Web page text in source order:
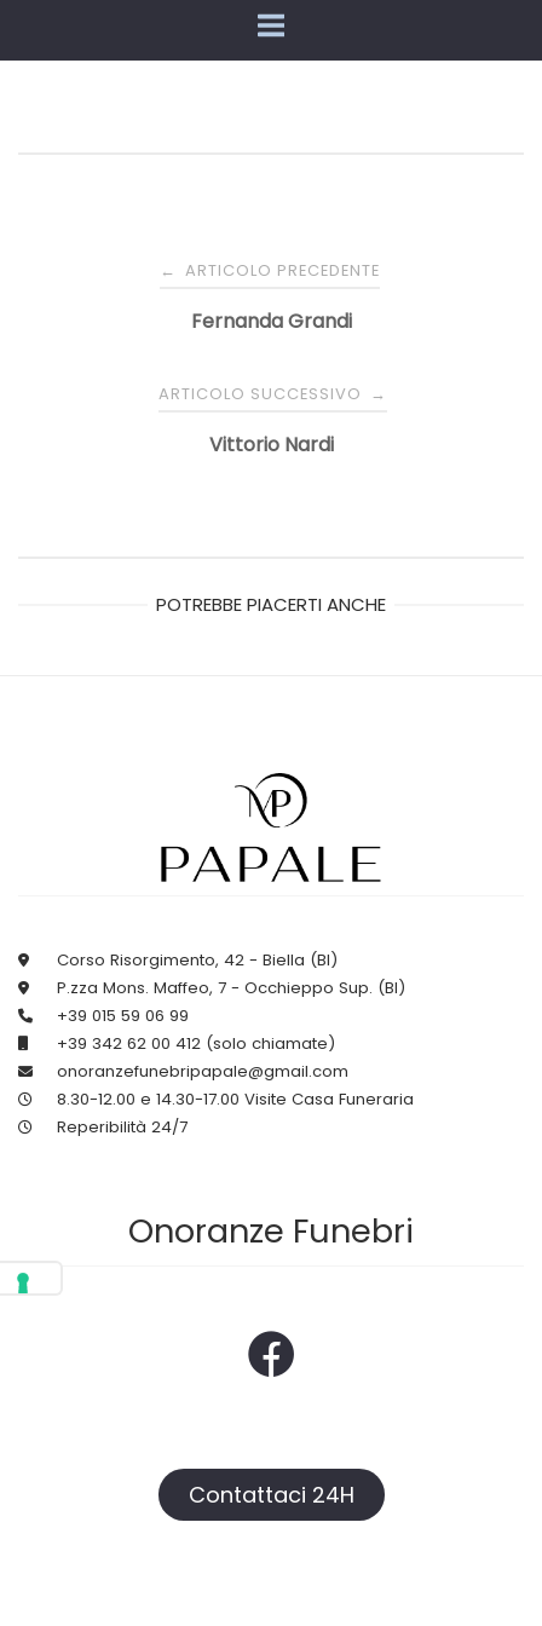
Navigazione
← ARTICOLO PRECEDENTE
Fernanda Grandi
ARTICOLO SUCCESSIVO →
Vittorio Nardi
POTREBBE PIACERTI ANCHE
Corso Risorgimento, 42 - Biella (BI)
P.zza Mons. Maffeo, 7 - Occhieppo Sup. (BI)
+39 015 59 06 99
+39 342 62 00 412 (solo chiamate)
onoranzefunebripapale@gmail.com
8.30-12.00 e 14.30-17.00 Visite Casa Funeraria
Reperibilità 24/7
Onoranze Funebri
Contattaci 24H